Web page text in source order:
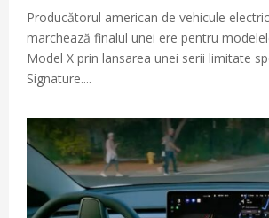
Producătorul american de vehicule
marchează finalul unei ere pentru
Model X prin lansarea unei serii limitate
Signature....